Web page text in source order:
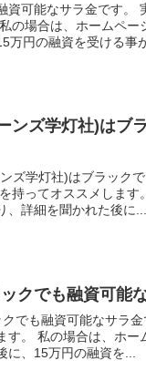
可能なサラ金です。
の場合は、ホームペー
円の融資を受ける事
ンズ学灯社)はブ
ズ学灯社)はブラック
持ってオススメします
、詳細を聞かれた後に...
クでも融資可能
でも融資可能なサラ
。 私の場合は、ホー
、15万円の融資を...